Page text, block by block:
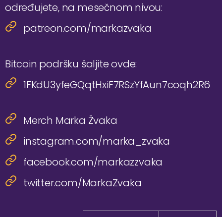
određujete, na mesečnom nivou:
patreon.com/markazvaka
Bitcoin podršku šaljite ovde:
1FKdU3yfeGQqtHxiF7RSzYfAun7coqh2R6
Merch Marka Žvaka
instagram.com/marka_zvaka
facebook.com/markazzvaka
twitter.com/MarkaZvaka